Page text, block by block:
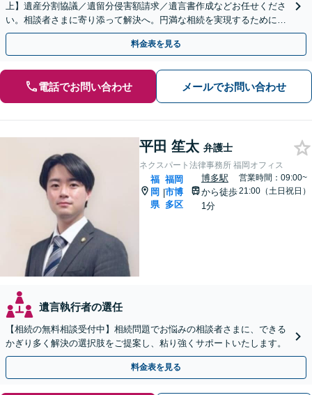
上】遺産分割協議／遺留分侵害額請求／遺言書作成などお任せくださ
い。相談者さまに寄り添って解決へ。円満な相続を実現するために
も、経験豊富な弁護士にお任せください
料金表を見る
電話でお問い合わせ メールでお問い合わせ
平田 笙太 弁護士
ネクスパート法律事務所 福岡オフィス
福
岡
県
|
福岡
市博
多区
博多駅
から徒歩
1分
営業時間：09:00~
21:00（土日祝日）
遺言執行者の選任
【相続の無料相談受付中】相続問題でお悩みの相談者さまに、できる
かぎり多く解決の選択肢をご提案し、粘り強くサポートいたします。
料金表を見る